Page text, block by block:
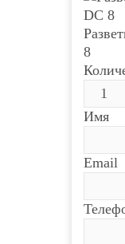
8
Имя
Email